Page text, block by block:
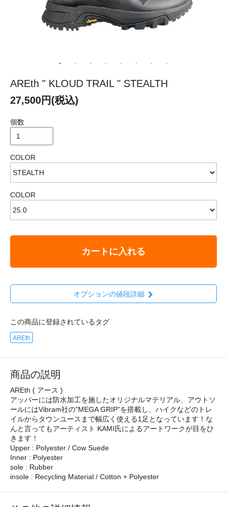
AREth " KLOUD TRAIL " STEALTH
27,500円(税込)
個数
COLOR
COLOR
カートに入れる
オプションの値段詳細
この商品に登録されているタグ
AREth
商品の説明
AREth ( アース )
アッパーには防水加工を施したオリジナルマテリアル、アウトソ
ールにはVibram社の"MEGA GRIP"を搭載し、ハイクなどのトレ
イルからタウンユースまで幅広く使える1足となっています！な
んと言ってもアーティスト KAMI氏によるアートワークが目をひ
きます！
Upper : Polyester / Cow Suede
Inner : Polyester
sole : Rubber
insole : Recycling Material / Cotton + Polyester